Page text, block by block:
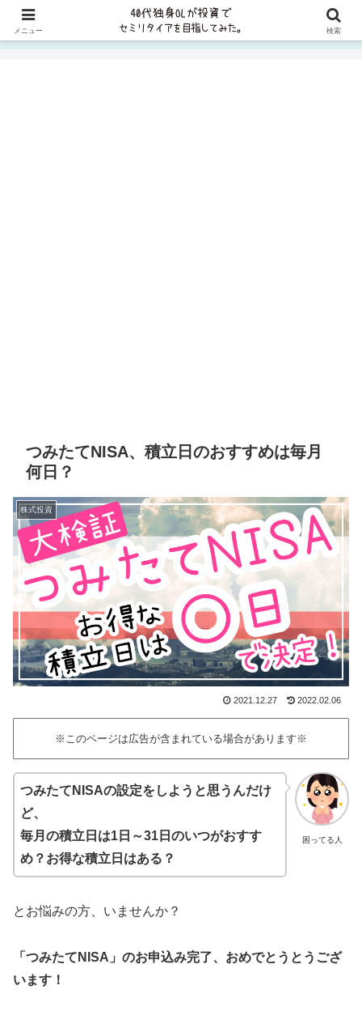
貯金ゼロから8年で資産5000万円、2023年に1億円を突破しました✨FP2級
取得＆コツコツ投資を実践中＞
つみたてNISA、積立日のおすすめは毎月
何日？
株式投資
2021.12.27 2022.02.06
※このページは広告が含まれている場合があります※
困ってる人
つみたてNISAの設定をしようと思うんだけ
ど、
毎月の積立日は1日～31日のいつがおすす
め？お得な積立日はある？
とお悩みの方、いませんか？
「つみたてNISA」のお申込み完了、おめでとうとうござ
います！
メニュー 検索